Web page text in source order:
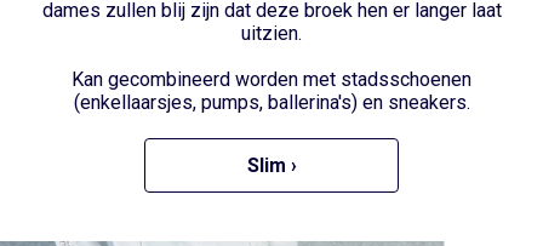
dames zullen blij zijn dat deze broek hen er langer laat
uitzien.
Kan gecombineerd worden met stadsschoenen
(enkellaarsjes, pumps, ballerina's) en sneakers.
Slim ›